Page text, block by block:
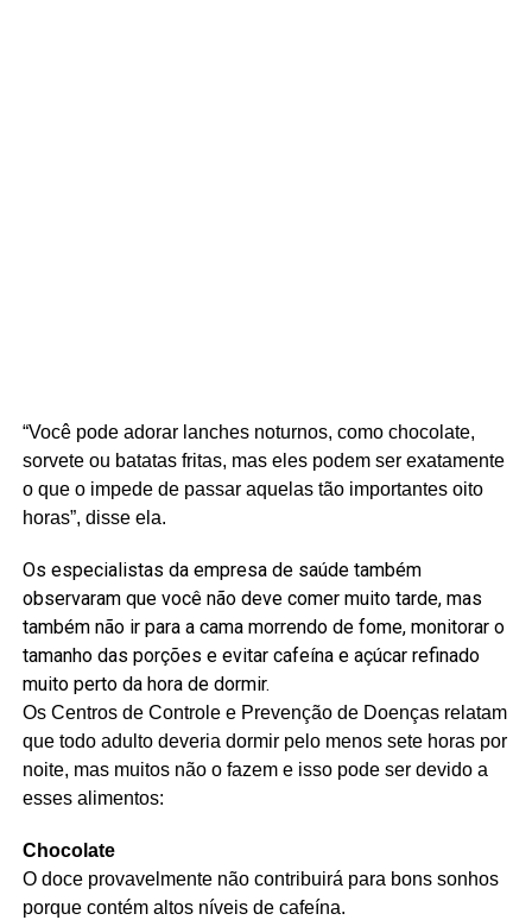
“Você pode adorar lanches noturnos, como chocolate,
sorvete ou batatas fritas, mas eles podem ser exatamente
o que o impede de passar aquelas tão importantes oito
horas”, disse ela.
Os especialistas da empresa de saúde também
observaram que você não deve comer muito tarde, mas
também não ir para a cama morrendo de fome, monitorar o
tamanho das porções e evitar cafeína e açúcar refinado
muito perto da hora de dormir.
Os Centros de Controle e Prevenção de Doenças relatam
que todo adulto deveria dormir pelo menos sete horas por
noite, mas muitos não o fazem e isso pode ser devido a
esses alimentos:
Chocolate
O doce provavelmente não contribuirá para bons sonhos
porque contém altos níveis de cafeína.